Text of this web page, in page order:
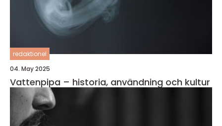
redaktionel
04. May 2025
Vattenpipa – historia, användning och kultur